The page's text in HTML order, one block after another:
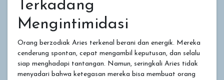
Terkadang
Mengintimidasi
Orang berzodiak Aries terkenal berani dan energik. Mereka
cenderung spontan, cepat mengambil keputusan, dan selalu
siap menghadapi tantangan. Namun, seringkali Aries tidak
menyadari bahwa ketegasan mereka bisa membuat orang